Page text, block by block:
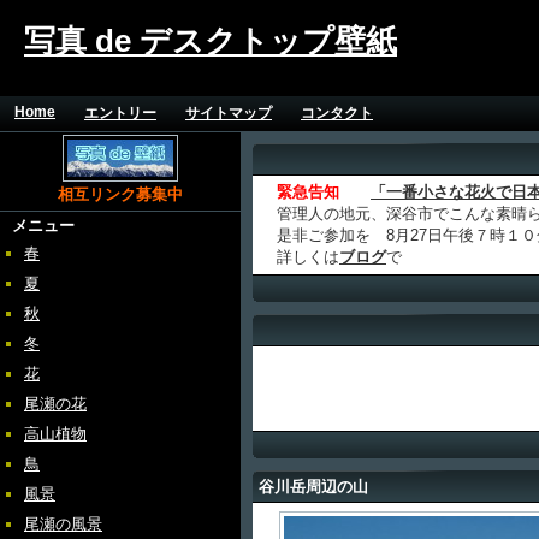
写真 de デスクトップ壁紙
Home エントリー サイトマップ コンタクト
相互リンク募集中
メニュー
春
夏
秋
冬
花
尾瀬の花
高山植物
鳥
風景
尾瀬の風景
緊急告知
「一番小さな花火で日
管理人の地元、深谷市でこんな素晴
是非ご参加を 8月27日午後７時１０
詳しくはブログで
谷川岳周辺の山